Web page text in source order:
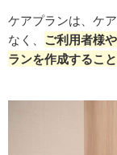
ケアプランは、ケ
なく、 ご利用者様
ランを作成するこ